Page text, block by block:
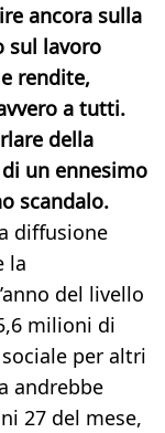
ancora sulla
sul lavoro
rendite,
a tutti.
della
un ennesimo
scandalo.
diffusione
la
del livello
milioni di
per altri
andrebbe
27 del mese,